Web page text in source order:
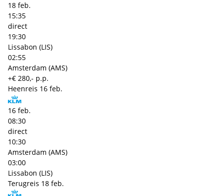
18 feb.
15:35
direct
19:30
Lissabon (LIS)
02:55
Amsterdam (AMS)
+€ 280,- p.p.
Heenreis 16 feb.
16 feb.
08:30
direct
10:30
Amsterdam (AMS)
03:00
Lissabon (LIS)
Terugreis 18 feb.